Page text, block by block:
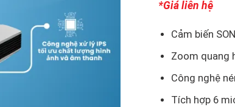
*Giá liên hệ
Cảm biến
Zoom quang
Công nghệ
Tích hợp 6